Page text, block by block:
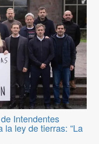
Intendentes
la ley de tierras: “La